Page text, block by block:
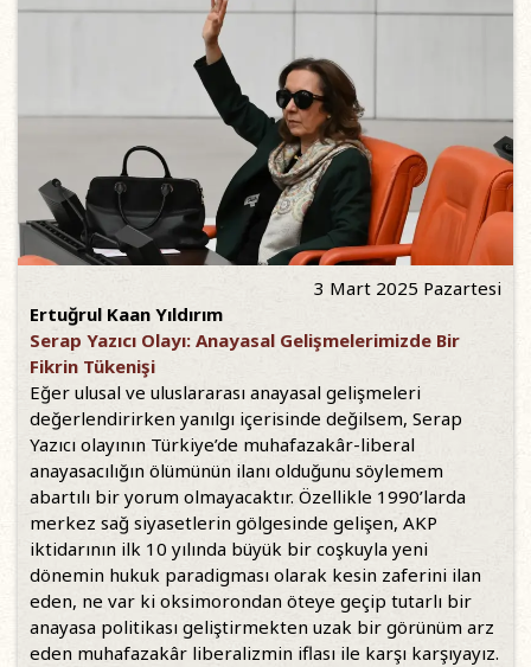
3 Mart 2025 Pazartesi
Ertuğrul Kaan Yıldırım
Serap Yazıcı Olayı: Anayasal Gelişmelerimizde Bir
Fikrin Tükenişi
Eğer ulusal ve uluslararası anayasal gelişmeleri
değerlendirirken yanılgı içerisinde değilsem, Serap
Yazıcı olayının Türkiye’de muhafazakâr-liberal
anayasacılığın ölümünün ilanı olduğunu söylemem
abartılı bir yorum olmayacaktır. Özellikle 1990’larda
merkez sağ siyasetlerin gölgesinde gelişen, AKP
iktidarının ilk 10 yılında büyük bir coşkuyla yeni
dönemin hukuk paradigması olarak kesin zaferini ilan
eden, ne var ki oksimorondan öteye geçip tutarlı bir
anayasa politikası geliştirmekten uzak bir görünüm arz
eden muhafazakâr liberalizmin iflası ile karşı karşıyayız.